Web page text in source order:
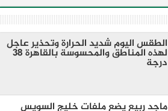
الطقس اليوم شديد الحرارة وتحذير عاجل
لهذه المناطق والمحسوسة بالقاهرة 38
درجة
ماجد ربيع يضع ملفات خليج السويس